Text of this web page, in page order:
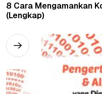
8 Cara Mengamankan
(Lengkap)